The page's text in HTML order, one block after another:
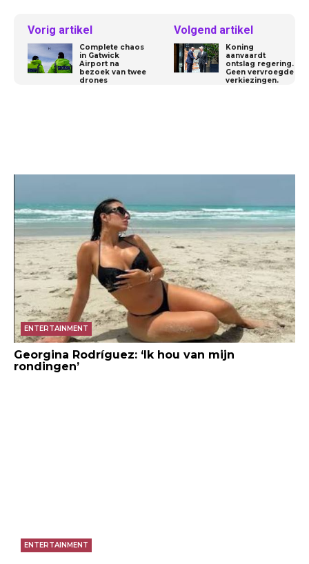
Vorig artikel
Complete chaos
in Gatwick
Airport na
bezoek van twee
drones
Volgend artikel
Koning
aanvaardt
ontslag regering.
Geen vervroegde
verkiezingen.
ENTERTAINMENT
Georgina Rodríguez: ‘Ik hou van mijn
rondingen’
ENTERTAINMENT